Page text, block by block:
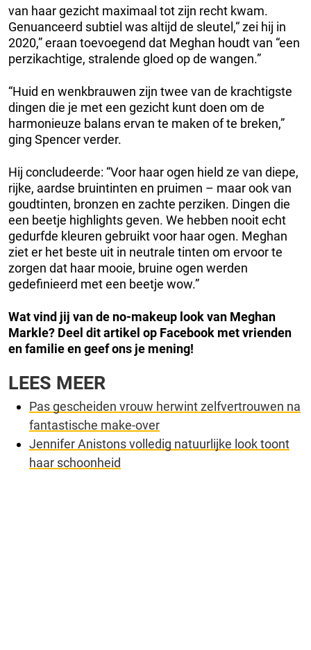
van haar gezicht maximaal tot zijn recht kwam.
Genuanceerd subtiel was altijd de sleutel,“ zei hij in
2020,” eraan toevoegend dat Meghan houdt van “een
perzikachtige, stralende gloed op de wangen.”
“Huid en wenkbrauwen zijn twee van de krachtigste
dingen die je met een gezicht kunt doen om de
harmonieuze balans ervan te maken of te breken,”
ging Spencer verder.
Hij concludeerde: “Voor haar ogen hield ze van diepe,
rijke, aardse bruintinten en pruimen – maar ook van
goudtinten, bronzen en zachte perziken. Dingen die
een beetje highlights geven. We hebben nooit echt
gedurfde kleuren gebruikt voor haar ogen. Meghan
ziet er het beste uit in neutrale tinten om ervoor te
zorgen dat haar mooie, bruine ogen werden
gedefinieerd met een beetje wow.”
Wat vind jij van de no-makeup look van Meghan
Markle? Deel dit artikel op Facebook met vrienden
en familie en geef ons je mening!
LEES MEER
Pas gescheiden vrouw herwint zelfvertrouwen na
fantastische make-over
Jennifer Anistons volledig natuurlijke look toont
haar schoonheid